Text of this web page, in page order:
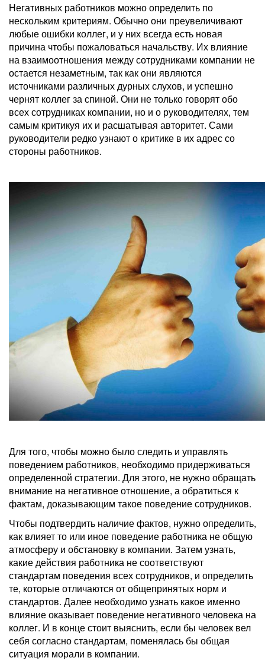
Негативных работников можно определить по
нескольким критериям. Обычно они преувеличивают
любые ошибки коллег, и у них всегда есть новая
причина чтобы пожаловаться начальству. Их влияние
на взаимоотношения между сотрудниками компании не
остается незаметным, так как они являются
источниками различных дурных слухов, и успешно
чернят коллег за спиной. Они не только говорят обо
всех сотрудниках компании, но и о руководителях, тем
самым критикуя их и расшатывая авторитет. Сами
руководители редко узнают о критике в их адрес со
стороны работников.
Для того, чтобы можно было следить и управлять
поведением работников, необходимо придерживаться
определенной стратегии. Для этого, не нужно обращать
внимание на негативное отношение, а обратиться к
фактам, доказывающим такое поведение сотрудников.
Чтобы подтвердить наличие фактов, нужно определить,
как влияет то или иное поведение работника не общую
атмосферу и обстановку в компании. Затем узнать,
какие действия работника не соответствуют
стандартам поведения всех сотрудников, и определить
те, которые отличаются от общепринятых норм и
стандартов. Далее необходимо узнать какое именно
влияние оказывает поведение негативного человека на
коллег. И в конце стоит выяснить, если бы человек вел
себя согласно стандартам, поменялась бы общая
ситуация морали в компании.